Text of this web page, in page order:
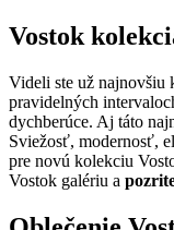
Vostok
Videli ste už najnovšiu
pravidelných
dychberúce. Aj táto
Sviežosť, modernosť,
pre novú kolekciu
Vostok galériu a